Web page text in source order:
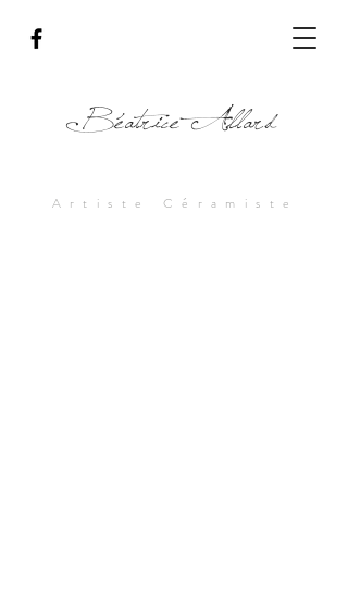
Béatrice Allard
Artiste Céramiste